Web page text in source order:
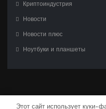
Криптоиндустрия
Новости
Новости плюс
Ноутбуки и планшеты
Этот сайт использует куки-